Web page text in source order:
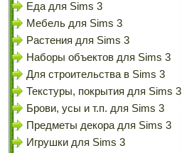
Еда для Sims 3
Мебель для Sims 3
Растения для Sims 3
Наборы объектов для Sims 3
Для строительства в Sims 3
Текстуры, покрытия для Sims 3
Брови, усы и т.п. для Sims 3
Предметы декора для Sims 3
Игрушки для Sims 3